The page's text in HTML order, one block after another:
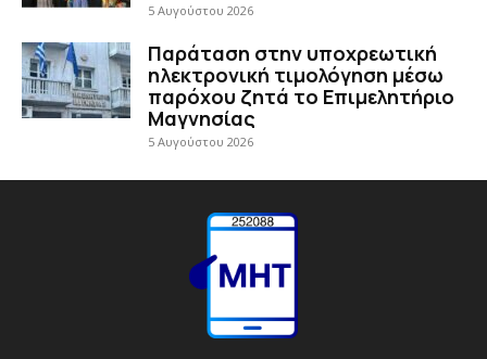
5 Αυγούστου 2026
Παράταση στην υποχρεωτική
ηλεκτρονική τιμολόγηση μέσω
παρόχου ζητά το Επιμελητήριο
Μαγνησίας
5 Αυγούστου 2026